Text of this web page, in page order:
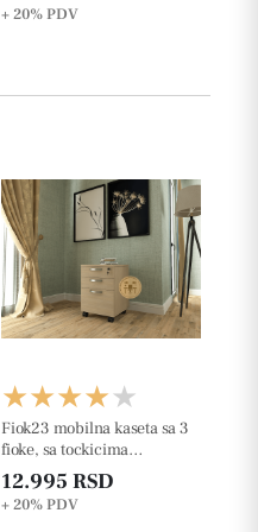
+ 20%PDV
Fiok23 mobilna kaseta sa 3
fioke, sa tockicima
š42xd50xv63cm
12.995 RSD
+ 20%PDV